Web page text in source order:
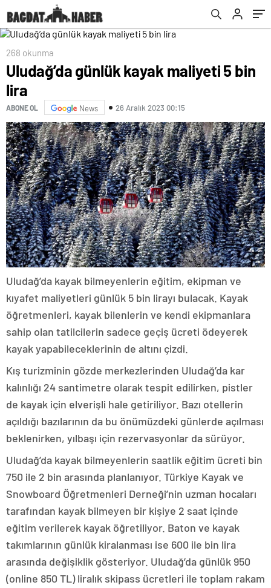
268 okunma
Uludağ’da günlük kayak maliyeti 5 bin
lira
ABONE OL News 26 Aralık 2023 00:15
Uludağ’da kayak bilmeyenlerin eğitim, ekipman ve
kıyafet maliyetleri günlük 5 bin lirayı bulacak. Kayak
öğretmenleri, kayak bilenlerin ve kendi ekipmanlara
sahip olan tatilcilerin sadece geçiş ücreti ödeyerek
kayak yapabileceklerinin de altını çizdi.
Kış turizminin gözde merkezlerinden Uludağ’da kar
kalınlığı 24 santimetre olarak tespit edilirken, pistler
de kayak için elverişli hale getiriliyor. Bazı otellerin
açıldığı bazılarının da bu önümüzdeki günlerde açılması
beklenirken, yılbaşı için rezervasyonlar da sürüyor.
Uludağ’da kayak bilmeyenlerin saatlik eğitim ücreti bin
750 ile 2 bin arasında planlanıyor. Türkiye Kayak ve
Snowboard Öğretmenleri Derneği’nin uzman hocaları
tarafından kayak bilmeyen bir kişiye 2 saat içinde
eğitim verilerek kayak öğretiliyor. Baton ve kayak
takımlarının günlük kiralanması ise 600 ile bin lira
arasında değişiklik gösteriyor. Uludağ’da günlük 950
(online 850 TL) liralık skipass ücretleri ile toplam rakam